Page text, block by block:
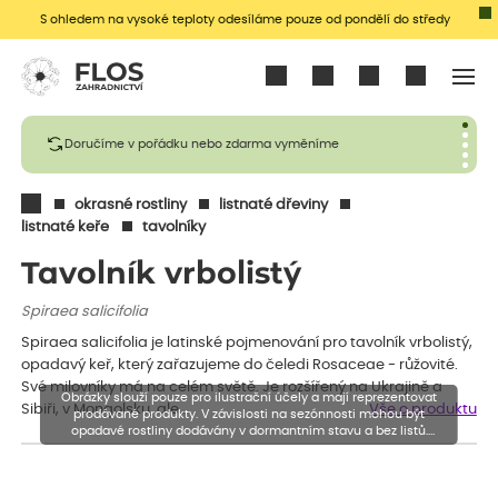
S ohledem na vysoké teploty odesíláme pouze od pondělí do středy
Doručíme v pořádku nebo zdarma vyměníme
okrasné rostliny
listnaté dřeviny
listnaté keře
tavolníky
Tavolník vrbolistý
Spiraea salicifolia
Spiraea salicifolia je latinské pojmenování pro tavolník vrbolistý,
opadavý keř, který zařazujeme do čeledi Rosaceae - růžovité.
Své milovníky má na celém světě. Je rozšířený na Ukrajině a
Sibiři, v Mongolsku, ale…
Vše o produktu
Obrázky slouží pouze pro ilustrační účely a mají reprezentovat
prodávané produkty. V závislosti na sezónnosti mohou být
opadavé rostliny dodávány v dormantním stavu a bez listů.
Rostliny mohou být také sestřiženy níže, než je uvedená výška,